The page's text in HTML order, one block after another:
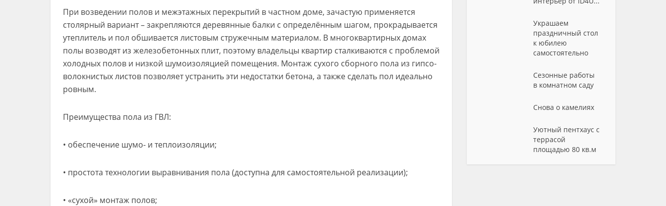
При возведении полов и межэтажных перекрытий в частном доме, зачастую применяется
столярный вариант – закрепляются деревянные балки с определённым шагом, прокрадывается
утеплитель и пол обшивается листовым стружечным материалом. В многоквартирных домах
полы возводят из железобетонных плит, поэтому владельцы квартир сталкиваются с проблемой
холодных полов и низкой шумоизоляцией помещения. Монтаж сухого сборного пола из гипсо-
волокнистых листов позволяет устранить эти недостатки бетона, а также сделать пол идеально
ровным.
Преимущества пола из ГВЛ:
• обеспечение шумо- и теплоизоляции;
• простота технологии выравнивания пола (доступна для самостоятельной реализации);
• «сухой» монтаж полов;
Украшаем
праздничный стол
к юбилею
самостоятельно
Сезонные работы
в комнатном саду
Снова о камелиях
Уютный пентхаус с
террасой
площадью 80 кв.м